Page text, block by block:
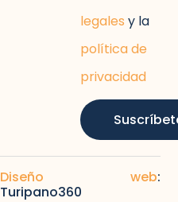
legales y la
política de
privacidad
Diseño web:
Turipano360